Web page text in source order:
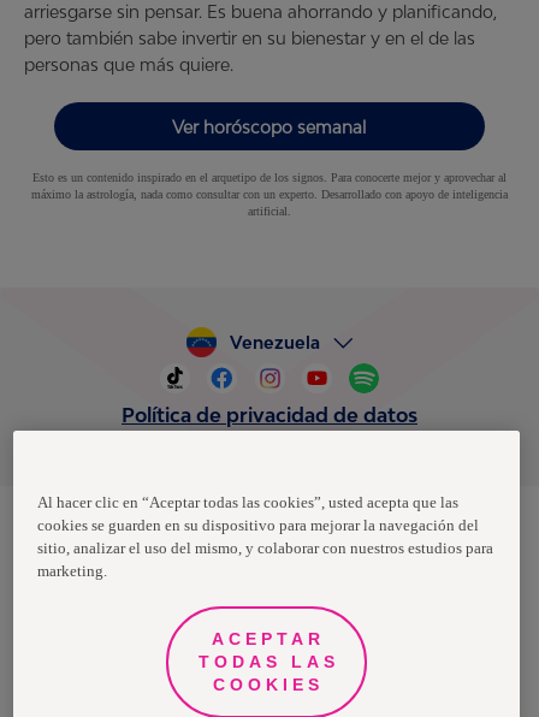
arriesgarse sin pensar. Es buena ahorrando y planificando,
pero también sabe invertir en su bienestar y en el de las
personas que más quiere.
Ver horóscopo semanal
Esto es un contenido inspirado en el arquetipo de los signos. Para conocerte mejor y aprovechar al
máximo la astrología, nada como consultar con un experto. Desarrollado con apoyo de inteligencia
artificial.
Política de privacidad de datos
Venezuela
Nosotras, una marca de Essity - una compañía global líder en
higiene y salud. Cada día, mil millones de personas, en todo el
propósito es romper barreras por el bienestar en beneficio de
consumidores, pacientes, cuidadores, clientes y la sociedad en
general. Vendemos en aproximadamente 150 países bajo las
principales marcas globales TENA y Tork, así como otras marcas
como Actimove, Cutimed, JOBST, Knix, Leukoplast, Libero, Libresse,
Lotus, Modibodi, Nosotras, Saba, Tempo, TOM Organic y Zewa. En
Al hacer clic en “Aceptar todas las cookies”, usted acepta que las
cookies se guarden en su dispositivo para mejorar la navegación del
sitio, analizar el uso del mismo, y colaborar con nuestros estudios para
marketing.
ACEPTAR
TODAS LAS
COOKIES